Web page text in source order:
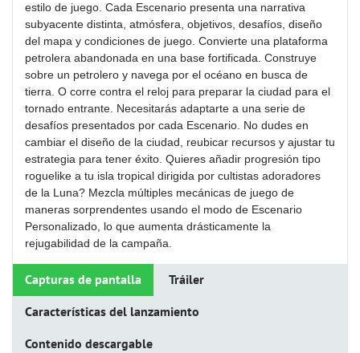
estilo de juego. Cada Escenario presenta una narrativa
subyacente distinta, atmósfera, objetivos, desafíos, diseño
del mapa y condiciones de juego. Convierte una plataforma
petrolera abandonada en una base fortificada. Construye
sobre un petrolero y navega por el océano en busca de
tierra. O corre contra el reloj para preparar la ciudad para el
tornado entrante. Necesitarás adaptarte a una serie de
desafíos presentados por cada Escenario. No dudes en
cambiar el diseño de la ciudad, reubicar recursos y ajustar tu
estrategia para tener éxito. Quieres añadir progresión tipo
roguelike a tu isla tropical dirigida por cultistas adoradores
de la Luna? Mezcla múltiples mecánicas de juego de
maneras sorprendentes usando el modo de Escenario
Personalizado, lo que aumenta drásticamente la
rejugabilidad de la campaña.
Capturas de pantalla Tráiler
Características del lanzamiento
Contenido descargable